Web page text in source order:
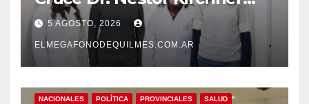
desarrollan un estudio
pionero sobre el
envejecimiento cerebral y las
demencias
5 AGOSTO, 2026
ELMEGAFONODEQUILMES.COM.AR
NACIONALES POLÍTICA PROVINCIALES SALUD